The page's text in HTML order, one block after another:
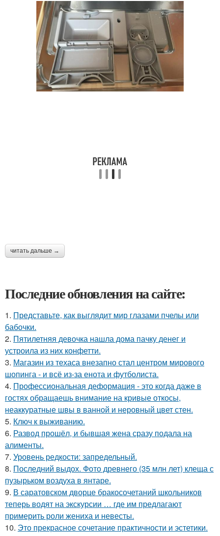
читать дальше →
Последние обновления на сайте:
1. Представьте, как выглядит мир глазами пчелы или
бабочки.
2. Пятилетняя девочка нашла дома пачку денег и
устроила из них конфетти.
3. Магазин из техаса внезапно стал центром мирового
шопинга - и всё из-за енота и футболиста.
4. Профессиональная деформация - это когда даже в
гостях обращаешь внимание на кривые откосы,
неаккуратные швы в ванной и неровный цвет стен.
5. Ключ к выживанию.
6. Развод прошёл, и бывшая жена сразу подала на
алименты.
7. Уровень редкости: запредельный.
8. Последний выдох. Фото древнего (35 млн лет) клеща с
пузырьком воздуха в янтаре.
9. В саратовском дворце бракосочетаний школьников
теперь водят на экскурсии … где им предлагают
примерить роли жениха и невесты.
10. Это прекрасное сочетание практичности и эстетики.